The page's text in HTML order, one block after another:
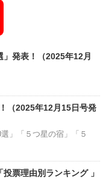
Channel
発表！（2025年12月
（2025年12月15日号発
」「５つ星の宿」「５
票理由別ランキング 」